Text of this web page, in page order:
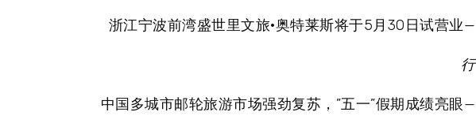
浙江宁波前湾盛世里文旅·奥特莱斯将于5月30日试营业—
行
中国多城市邮轮旅游市场强劲复苏，”五一”假期成绩亮眼—